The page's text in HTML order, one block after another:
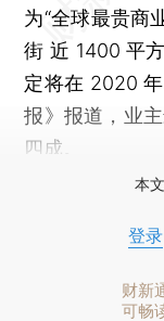
为“全球最贵商
街 近 1400 平
定将在 2020
报》报道，业
四成。
本
登录
财新
可畅